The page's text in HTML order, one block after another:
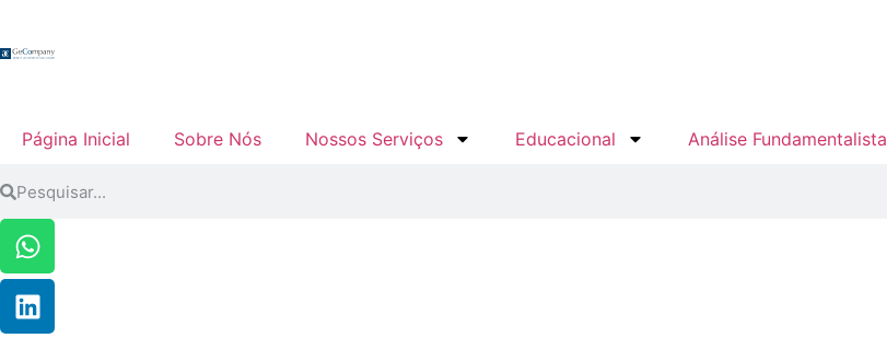
Página Inicial Sobre Nós Nossos Serviços Educacional Análise Fundamentalista